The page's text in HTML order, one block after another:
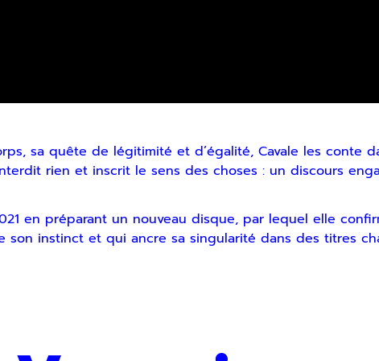
sa quête de légitimité et d’égalité, Cavale les conte
rien et inscrit le sens des choses : un discours
en préparant un nouveau disque, par lequel elle
son instinct et qui ancre sa singularité dans des titres